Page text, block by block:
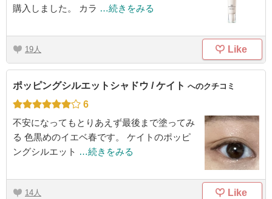
購入しました。 カラ …続きをみる
19 Like
ポッピングシルエットシャドウ / ケイト へのクチコミ
6
不安になってもとりあえず最後まで塗ってみ
る 色黒めのイエベ春です。 ケイトのポッピ
ングシルエット …続きをみる
14 Like